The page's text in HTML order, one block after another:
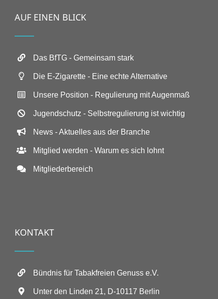
AUF EINEN BLICK
Das BfTG - Gemeinsam stark
Die E-Zigarette - Eine echte Alternative
Unsere Position - Regulierung mit Augenmaß
Jugendschutz - Selbstregulierung ist wichtig
News - Aktuelles aus der Branche
Mitglied werden - Warum es sich lohnt
Mitgliederbereich
KONTAKT
Bündnis für Tabakfreien Genuss e.V.
Unter den Linden 21, D-10117 Berlin